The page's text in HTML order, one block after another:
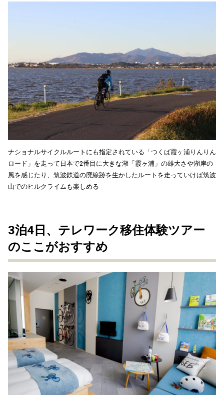
ナショナルサイクルルートにも指定されている「つくば霞ヶ浦りんりん
ロード」を走って日本で2番目に大きな湖「霞ヶ浦」の雄大さや湖岸の
風を感じたり、筑波鉄道の廃線跡を生かしたルートを走っていけば筑波
山でのヒルクライムも楽しめる
3泊4日、テレワーク移住体験ツアー
のここがおすすめ